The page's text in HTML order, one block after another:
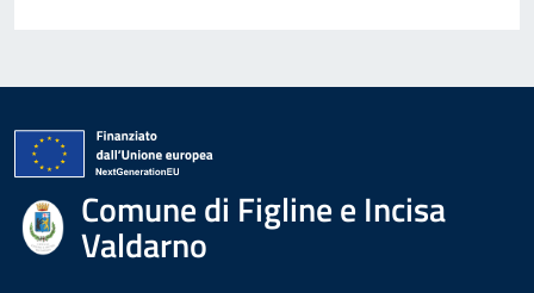
Comune di Figline e Incisa
Valdarno